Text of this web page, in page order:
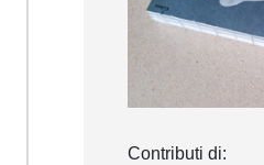
Contributi di: